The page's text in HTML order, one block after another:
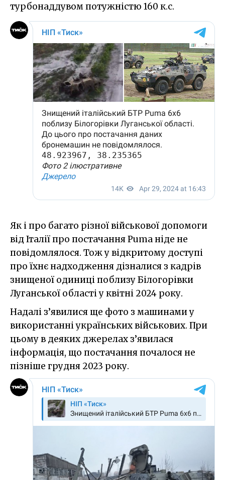
турбонаддувом потужністю 160 к.с.
Як і про багато різної військової допомоги
від Італії про постачання Puma ніде не
повідомлялося. Тож у відкритому доступі
про їхнє надходження дізналися з кадрів
знищеної одиниці поблизу Білогорівки
Луганської області у квітні 2024 року.
Надалі з’явилися ще фото з машинами у
використанні українських військових. При
цьому в деяких джерелах з’явилася
інформація, що постачання почалося не
пізніше грудня 2023 року.